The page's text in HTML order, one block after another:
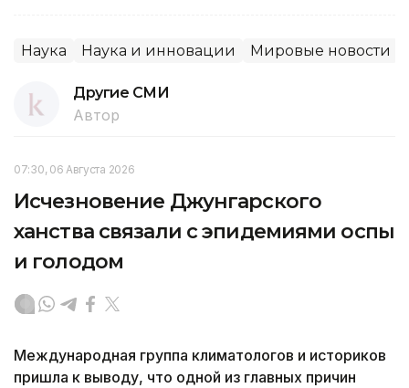
Наука Наука и инновации Мировые новости
Другие СМИ
Автор
07:30, 06 Августа 2026
Исчезновение Джунгарского
ханства связали с эпидемиями оспы
и голодом
Международная группа климатологов и историков
пришла к выводу, что одной из главных причин